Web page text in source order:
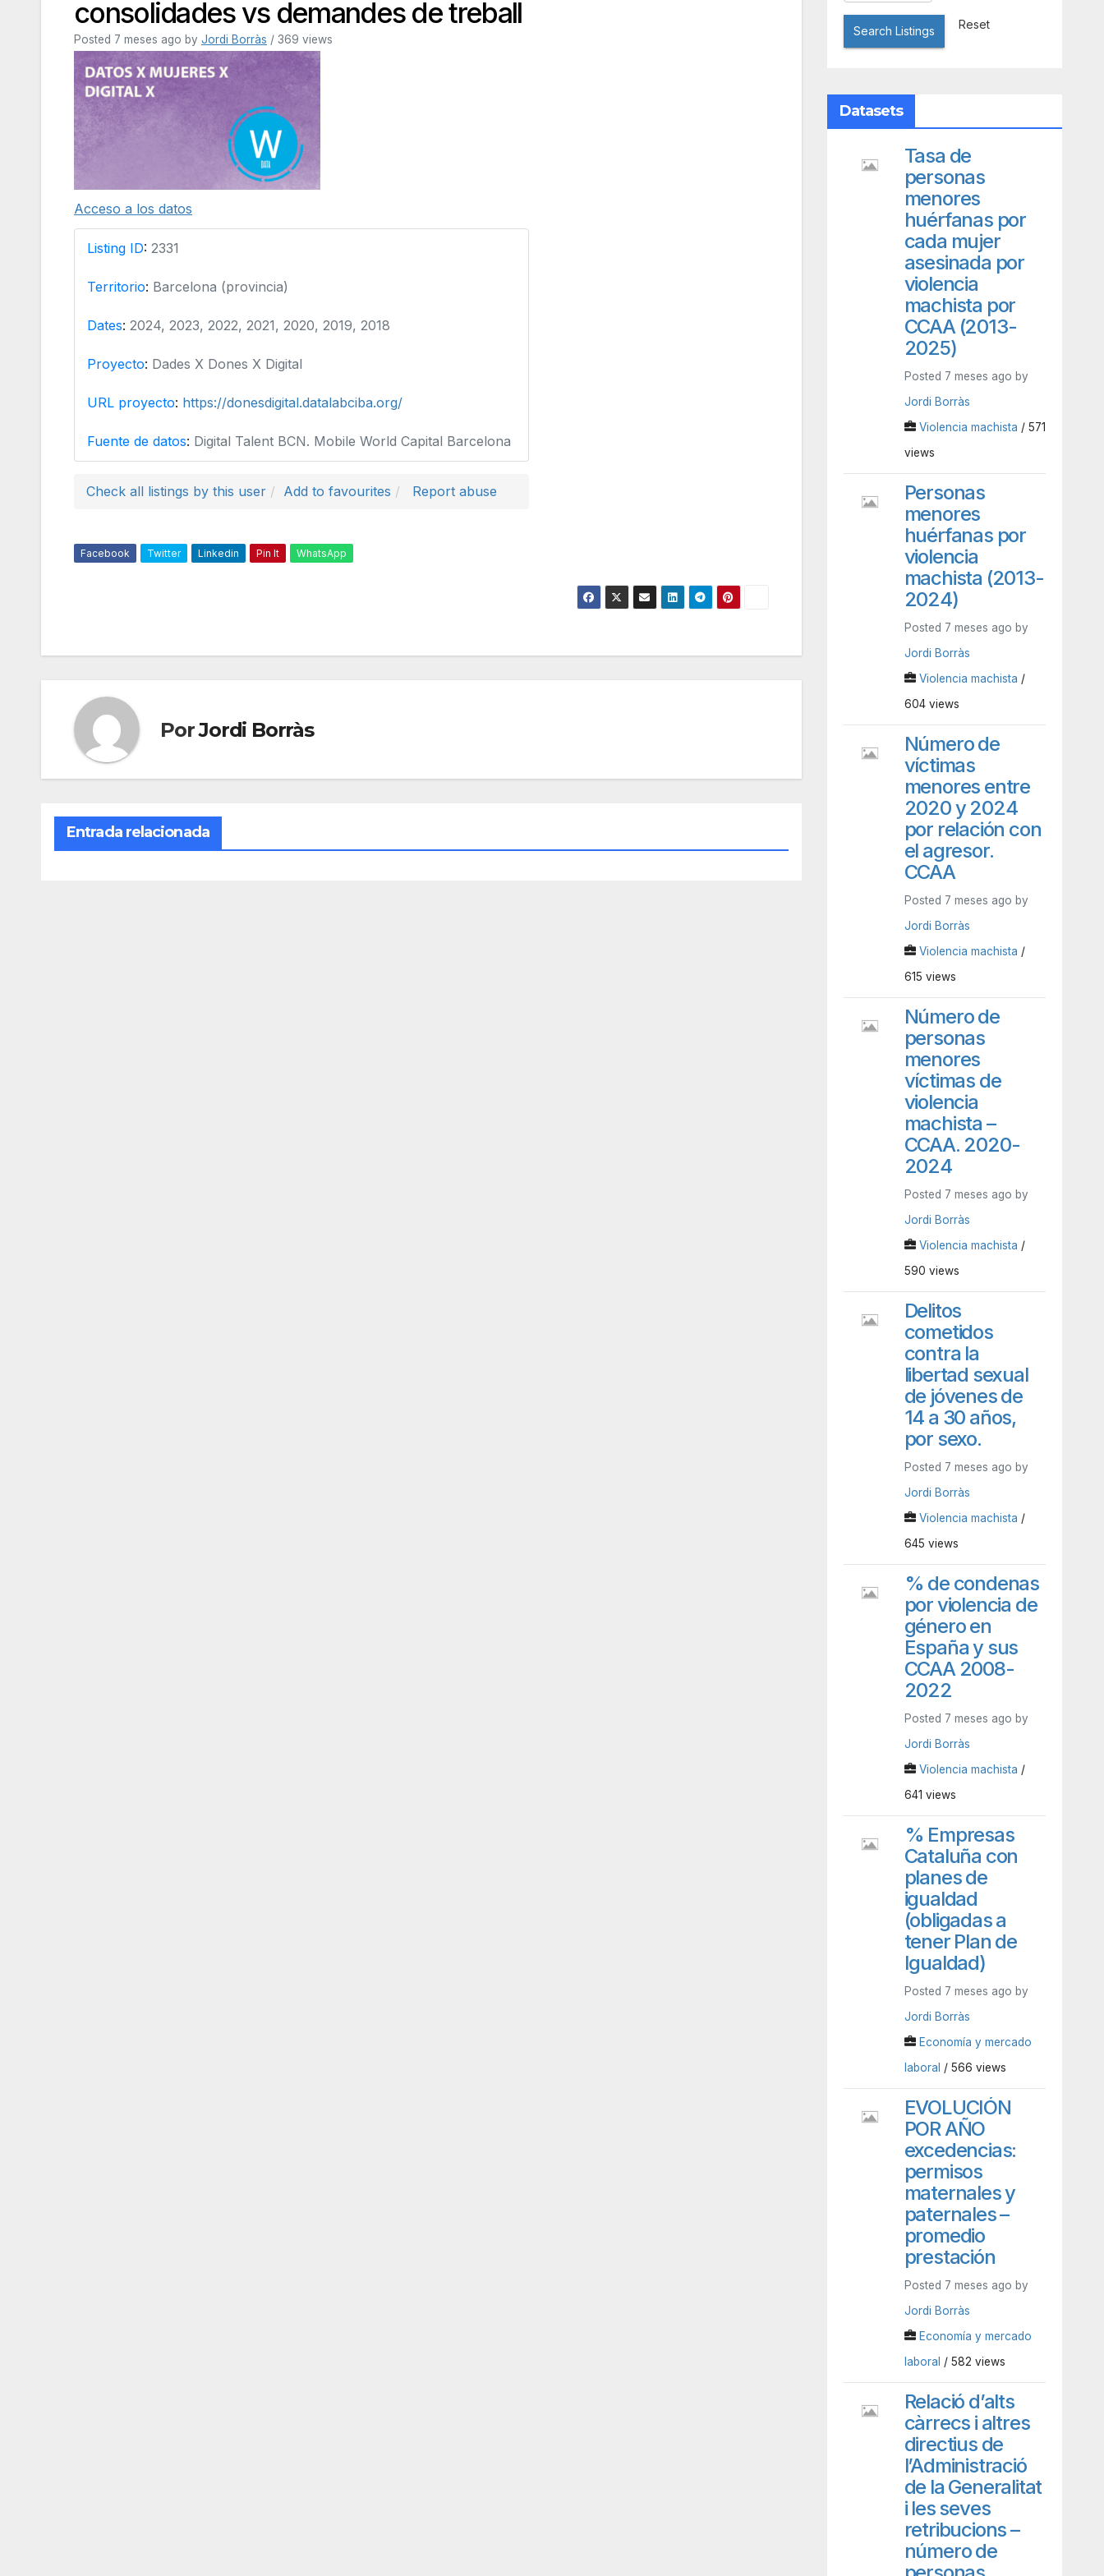
consolidades vs demandes de treball
Posted 7 meses ago by Jordi Borràs / 369 views
Acceso a los datos
Listing ID: 2331
Territorio: Barcelona (provincia)
Dates: 2024, 2023, 2022, 2021, 2020, 2019, 2018
Proyecto: Dades X Dones X Digital
URL proyecto: https://donesdigital.datalabciba.org/
Fuente de datos: Digital Talent BCN. Mobile World Capital Barcelona
Check all listings by this user Add to favourites Report abuse
Facebook Twitter Linkedin Pin It WhatsApp
PorJordi Borràs
Entrada relacionada
Search Listings Reset
Datasets
Tasa de
personas
menores
huérfanas por
cada mujer
asesinada por
violencia
machista por
CCAA (2013-
2025)
Posted 7 meses ago by
Jordi Borràs
Violencia machista / 571
views
Personas
menores
huérfanas por
violencia
machista (2013-
2024)
Posted 7 meses ago by
Jordi Borràs
Violencia machista /
604 views
Número de
víctimas
menores entre
2020 y 2024
por relación con
el agresor.
CCAA
Posted 7 meses ago by
Jordi Borràs
Violencia machista /
615 views
Número de
personas
menores
víctimas de
violencia
machista –
CCAA. 2020-
2024
Posted 7 meses ago by
Jordi Borràs
Violencia machista /
590 views
Delitos
cometidos
contra la
libertad sexual
de jóvenes de
14 a 30 años,
por sexo.
Posted 7 meses ago by
Jordi Borràs
Violencia machista /
645 views
% de condenas
por violencia de
género en
España y sus
CCAA 2008-
2022
Posted 7 meses ago by
Jordi Borràs
Violencia machista /
641 views
% Empresas
Cataluña con
planes de
igualdad
(obligadas a
tener Plan de
Igualdad)
Posted 7 meses ago by
Jordi Borràs
Economía y mercado
laboral / 566 views
EVOLUCIÓN
POR AÑO
excedencias:
permisos
maternales y
paternales –
promedio
prestación
Posted 7 meses ago by
Jordi Borràs
Economía y mercado
laboral / 582 views
Relació d’alts
càrrecs i altres
directius de
l’Administració
de la Generalitat
i les seves
retribucions –
número de